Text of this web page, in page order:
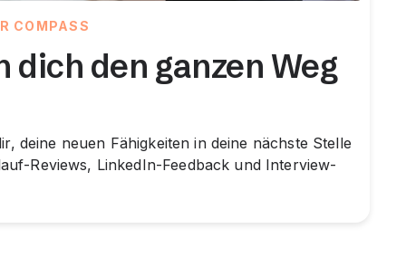
COMPASS
dich den ganzen Weg
deine neuen Fähigkeiten in deine nächste Stelle
Reviews, LinkedIn-Feedback und Interview-